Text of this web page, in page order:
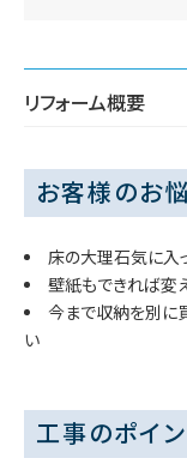
リフォーム概要
お客様のお
床の大理石気に入
壁紙もできれば変
今まで収納を別に
い
工事のポイン